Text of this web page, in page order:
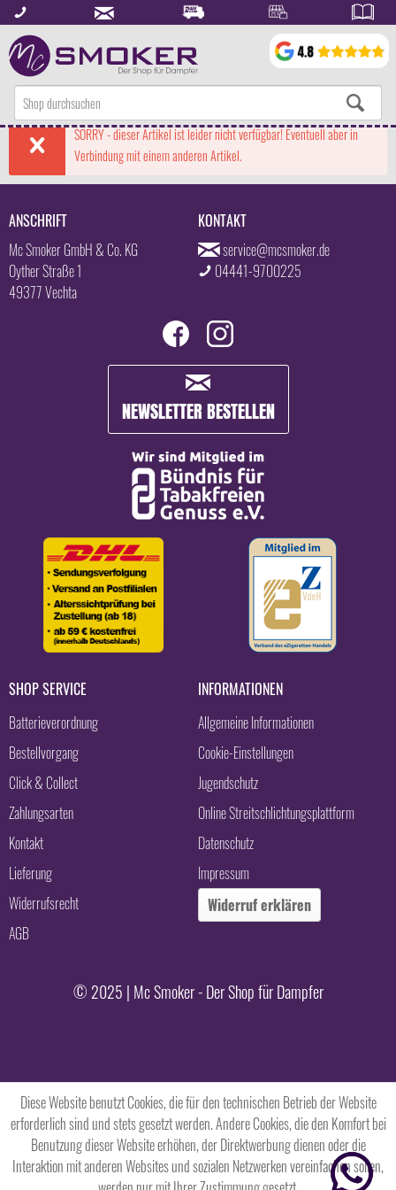
SORRY - dieser Artikel ist leider nicht verfügbar! Eventuell aber in
Verbindung mit einem anderen Artikel.
ANSCHRIFT
Mc Smoker GmbH & Co. KG
Oyther Straße 1
49377 Vechta
KONTAKT
service@mcsmoker.de
04441-9700225
NEWSLETTER BESTELLEN
SHOP SERVICE
Batterieverordnung
Bestellvorgang
Click & Collect
Zahlungsarten
Kontakt
Lieferung
Widerrufsrecht
AGB
INFORMATIONEN
Allgemeine Informationen
Cookie-Einstellungen
Jugendschutz
Online Streitschlichtungsplattform
Datenschutz
Impressum
Widerruf erklären
© 2025 | Mc Smoker - Der Shop für Dampfer
Diese Website benutzt Cookies, die für den technischen Betrieb der Website
erforderlich sind und stets gesetzt werden. Andere Cookies, die den Komfort bei
Benutzung dieser Website erhöhen, der Direktwerbung dienen oder die
Interaktion mit anderen Websites und sozialen Netzwerken vereinfachen sollen,